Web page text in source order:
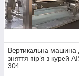
Вертикальна машина
зняття пір’я з курей
304